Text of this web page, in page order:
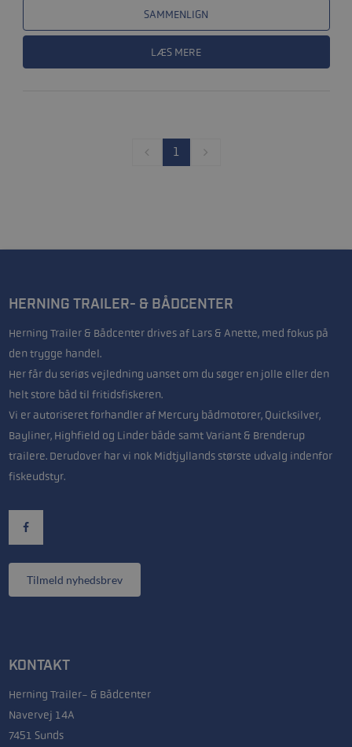
SAMMENLIGN
LÆS MERE
1
HERNING TRAILER- & BÅDCENTER
Herning Trailer & Bådcenter drives af Lars & Anette, med fokus på
den trygge handel.
Her får du seriøs vejledning uanset om du søger en jolle eller den
helt store båd til fritidsfiskeren.
Vi er autoriseret forhandler af Mercury bådmotorer, Quicksilver,
Bayliner, Highfield og Linder både samt Variant & Brenderup
trailere. Derudover har vi nok Midtjyllands største udvalg indenfor
fiskeudstyr.
Tilmeld nyhedsbrev
KONTAKT
Herning Trailer- & Bådcenter
Navervej 14A
7451 Sunds